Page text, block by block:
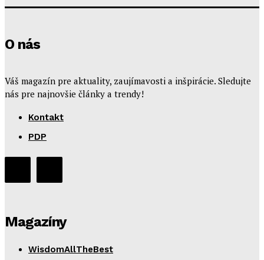
O nás
Váš magazín pre aktuality, zaujímavosti a inšpirácie. Sledujte
nás pre najnovšie články a trendy!
Kontakt
PDP
Magazíny
WisdomAllTheBest